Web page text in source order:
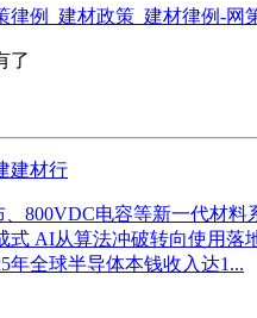
律例_建材政策_建材律例-网
了
建材行
、800VDC电容等新一代材料
式 AI从算法冲破转向使用落
年全球半导体本钱收入达1...